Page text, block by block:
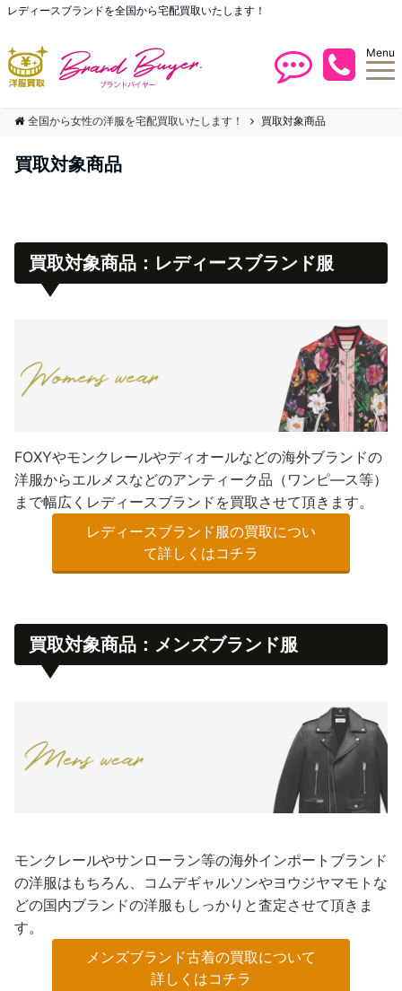
レディースブランドを全国から宅配買取いたします！
Menu
全国から女性の洋服を宅配買取いたします！ 買取対象商品
買取対象商品
買取対象商品：レディースブランド服
FOXYやモンクレールやディオールなどの海外ブランドの
洋服からエルメスなどのアンティーク品（ワンピ―ス等）
まで幅広くレディースブランドを買取させて頂きます。
レディースブランド服の買取につい
て詳しくはコチラ
買取対象商品：メンズブランド服
モンクレールやサンローラン等の海外インポートブランド
の洋服はもちろん、コムデギャルソンやヨウジヤマモトな
どの国内ブランドの洋服もしっかりと査定させて頂きま
す。
メンズブランド古着の買取について
詳しくはコチラ